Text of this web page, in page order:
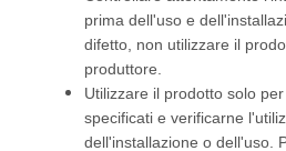
prima dell'uso e
difetto, non utilizzare il
produttore.
Utilizzare il prodotto solo
specificati e verificarne
dell'installazione o dell'uso.